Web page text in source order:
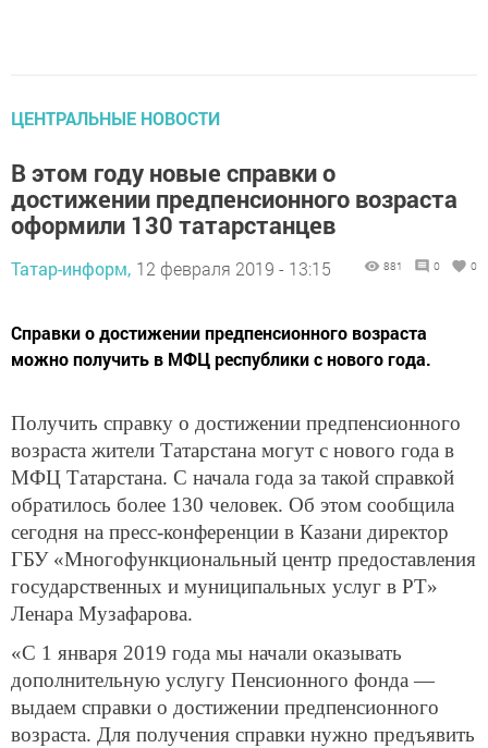
ЦЕНТРАЛЬНЫЕ НОВОСТИ
В этом году новые справки о
достижении предпенсионного возраста
оформили 130 татарстанцев
Татар-информ, 12 февраля 2019 - 13:15 881 0 0
Справки о достижении предпенсионного возраста
можно получить в МФЦ республики с нового года.
Получить справку о достижении предпенсионного
возраста жители Татарстана могут с нового года в
МФЦ Татарстана. С начала года за такой справкой
обратилось более 130 человек. Об этом сообщила
сегодня на пресс-конференции в Казани директор
ГБУ «Многофункциональный центр предоставления
государственных и муниципальных услуг в РТ»
Ленара Музафарова.
«С 1 января 2019 года мы начали оказывать
дополнительную услугу Пенсионного фонда —
выдаем справки о достижении предпенсионного
возраста. Для получения справки нужно предъявить